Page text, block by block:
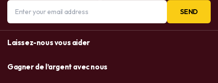
SEND
Laissez-nous vous aider
Gagner de l’argent avec nous